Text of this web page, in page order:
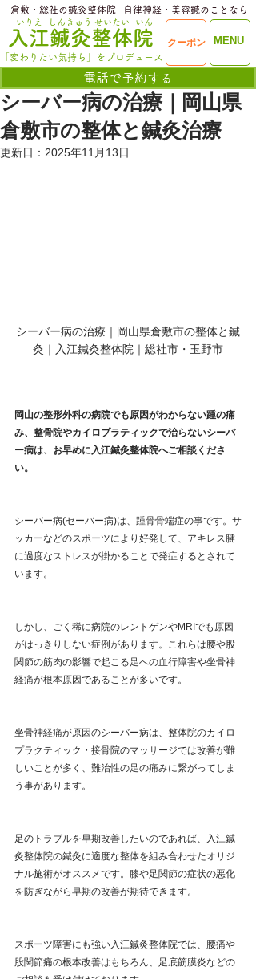
ME
​入江鍼灸整体院
いりえ
MENU
クーポン
電話で予約する
せいたい
しんきゅう いん
「変わりたい気持ち」をプロデュース
​倉敷・総社の鍼灸整体院 ​自律神経・美容鍼のことなら
シーバー病の治療｜岡山県
倉敷市の整体と鍼灸治療
更新日： 2025年11月13日
シーバー病の治療｜岡山県倉敷市の整体と鍼
灸｜入江鍼灸整体院｜総社市・玉野市
岡山の整形外科の病院でも原因がわからない踵の痛
み、整骨院やカイロプラティックで治らないシーバ
ー病は、お早めに入江鍼灸整体院へご相談くださ
い。
シーバー病(セーバー病)は、踵骨骨端症の事です。サ
ッカーなどのスポーツにより好発して、アキレス腱
に過度なストレスが掛かることで発症するとされて
います。
しかし、ごく稀に病院のレントゲンやMRIでも原因
がはっきりしない症例があります。これらは腰や股
関節の筋肉の影響で起こる足への血行障害や坐骨神
経痛が根本原因であることが多いです。
坐骨神経痛が原因のシーバー病は、整体院のカイロ
プラクティック・接骨院のマッサージでは改善が難
しいことが多く、難治性の足の痛みに繋がってしま
う事があります。
足のトラブルを早期改善したいのであれば、入江鍼
灸整体院の鍼灸に適度な整体を組み合わせたオリジ
ナル施術がオススメです。膝や足関節の症状の悪化
を防ぎながら早期の改善が期待できます。
スポーツ障害にも強い入江鍼灸整体院では、腰痛や
股関節痛の根本改善はもちろん、足底筋膜炎などの